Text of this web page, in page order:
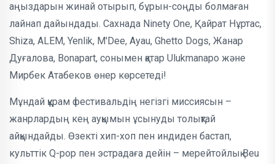
аңыздарын жинай отырып, бұрын-соңды болмаған
лайнап дайындады. Сахнада Ninety One, Қайрат Нұртас,
Shiza, ALEM, Yenlik, M'Dee, Ayau, Ghetto Dogs, Жанар
Дуғалова, Bonapart, сонымен қатар Ulukmanapo және
Мирбек Атабеков өнер көрсетеді!
Мұндай құрам фестивальдің негізгі миссиясын –
жанрлардың кең ауқымын ұсынуды толықтай
айқындайды. Өзекті хип-хоп пен индиден бастап,
культтік Q-pop пен эстрадаға дейін – мерейтойлық Beu